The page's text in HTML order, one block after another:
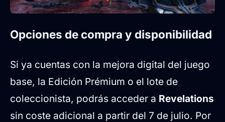
Opciones de compra y disponibilidad
Si ya cuentas con la mejora digital del juego
base, la Edición Prémium o el lote de
coleccionista, podrás acceder a Revelations
sin coste adicional a partir del 7 de julio. Por